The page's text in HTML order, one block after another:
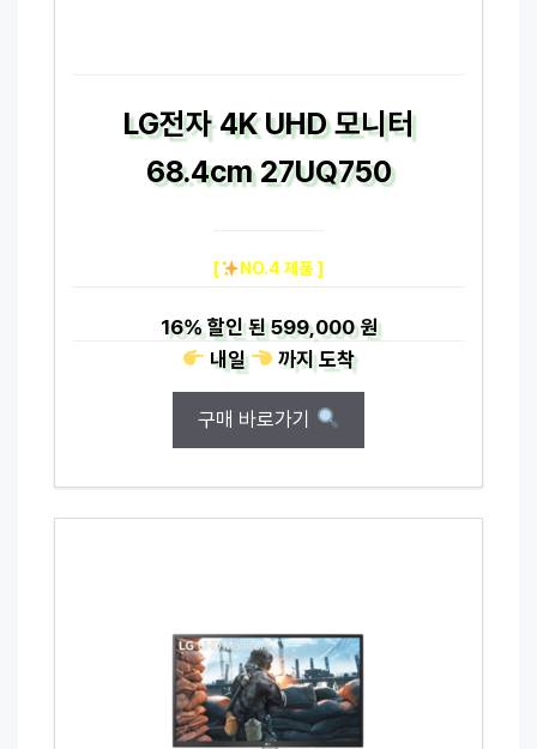
LG전자 4K UHD 모니터
68.4cm 27UQ750
[ NO.4 제품 ]
16%할인 된599,000 원
내일
까지도착
구매 바로가기